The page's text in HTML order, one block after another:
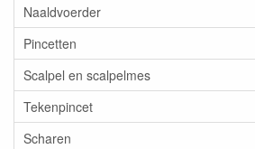
Naaldvoerder
Pincetten
Scalpel en scalpelmes
Tekenpincet
Scharen